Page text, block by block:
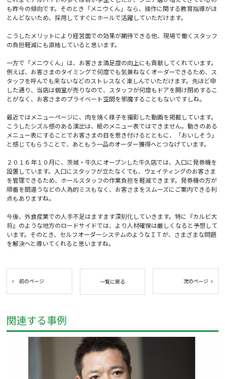
も昨今の傾向です。そのとき「メニウくん」なら、操作に関する教育指導がほ
とんどないため、採用してすぐにホールで活躍していただけます。
こうしたメリットにより経営面での効果が期待できる他、現場で働くスタッフ
の負担軽減にも直結していると思います。
一方で「メニウくん」は、お客さま満足度の向上にも貢献してくれています。
例えば、お客さまのタイミングで何度でも気兼ねなくオーダーできるため、ス
タッフを呼んでも来ないなどのストレスなく楽しんでいただけます。先ほど申
した通り、当店は個室が売りなので、スタッフが何度もドアを開け閉めするこ
とがなく、お客さまのプライベート空間を邪魔することもないですしね。
最近ではメニューページに、肉を焼く様子を撮影した動画を掲載しています。
こうしたシズル感のある演出は、紙のメニュー表ではできません。動きのある
メニュー表にすることでお客さまの目を惹き付けるとともに、「おいしそう」
と感じてもらうことで、あともう一品のオーダー獲得へとつなげています。
２０１６年１０月に、茨城・牛久にオープンした牛久店では、入口に発券機を
設置しています。入口にスタッフが立たなくても、ウェイティングのお客さま
を管理できるため、ホールスタッフの作業負担を軽減できます。発券機の方が
順番を間違うなどの人為的ミスもなく、お客さまをスムーズにご案内できる利
点もありますね。
今後、外食産業での人手不足はますます深刻化していきます。特に『カルビ大
将』のような地方のロードサイドでは、より人材確保は厳しくなると予想して
います。そのとき、セルフオーダーシステムのようなＩＴが、さまざまな問題
を解決へと導いてくれると思いますね。
前のページ 次のページ
一覧に戻る
関連する事例